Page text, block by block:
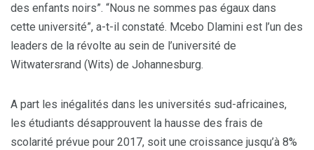
des enfants noirs”. “Nous ne sommes pas égaux dans
cette université”, a-t-il constaté. Mcebo Dlamini est l’un des
leaders de la révolte au sein de l’université de
Witwatersrand (Wits) de Johannesburg.
A part les inégalités dans les universités sud-africaines,
les étudiants désapprouvent la hausse des frais de
scolarité prévue pour 2017, soit une croissance jusqu’à 8%